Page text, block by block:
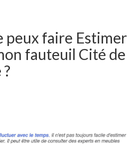
peux faire Estimer
fauteuil Cité de